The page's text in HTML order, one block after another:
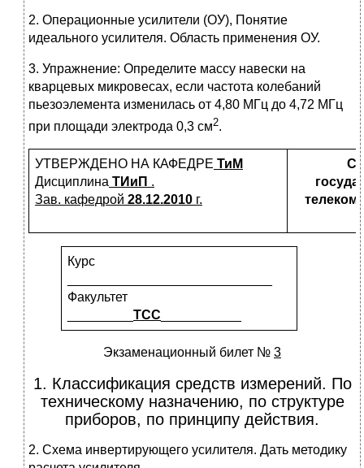
2. Операционные усилители (ОУ), Понятие
идеального усилителя. Область применения ОУ.
3. Упражнение: Определите массу навески на
кварцевых микровесах, если частота колебаний
пьезоэлемента изменилась от 4,80 МГц до 4,72 МГц
при площади электрода 0,3 см2.
УТВЕРЖДЕНО НА КАФЕДРЕ ТиМ
Дисциплина ТИиП .
Зав. кафедрой 28.12.2010 г.
Курс
Факультет
ТСС
Экзаменационный билет № 3
1. Классификация средств измерений. По
техническому назначению, по структуре
приборов, по принципу действия.
2. Схема инвертирующего усилителя. Дать методику